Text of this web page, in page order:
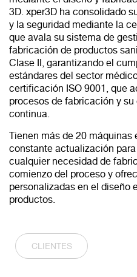
3D. xper3D ha consolidado
y la seguridad mediante la
que avala su sistema de
fabricación de productos
Clase II, garantizando el
estándares del sector
certificación ISO 9001 , que
procesos de fabricación y
continua.
Tienen más de 20 máquinas
constante actualización
cualquier necesidad de
comienzo del proceso y
personalizadas en el diseño
productos.
CLIENTES